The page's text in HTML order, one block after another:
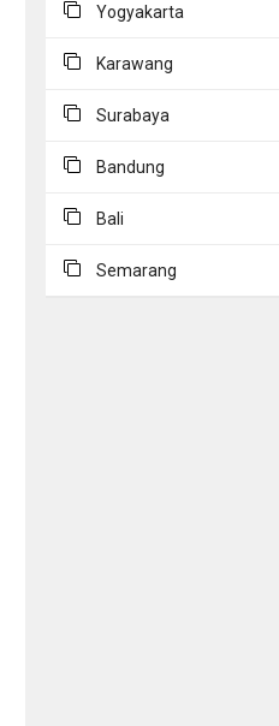
Yogyakarta
Karawang
Surabaya
Bandung
Bali
Semarang